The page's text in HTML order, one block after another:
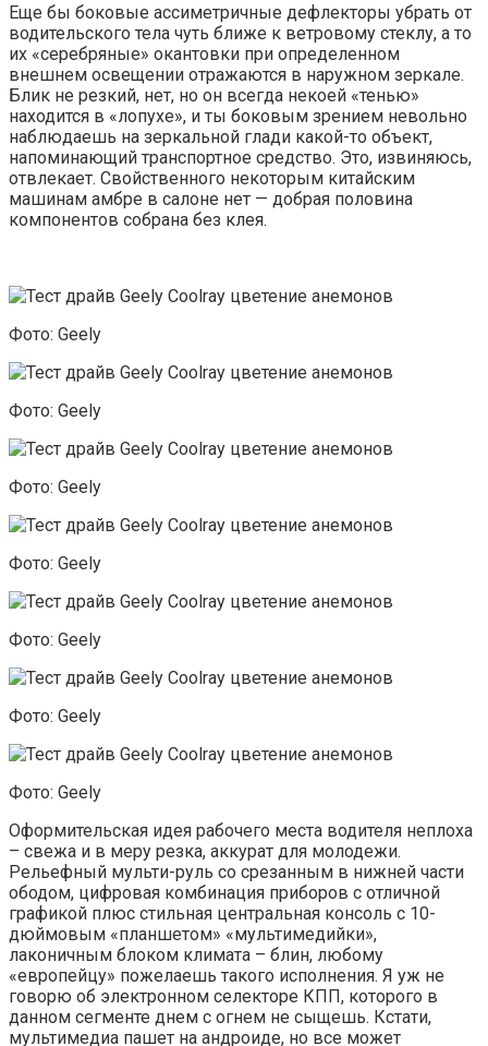
Еще бы боковые ассиметричные дефлекторы убрать от
водительского тела чуть ближе к ветровому стеклу, а то
их «серебряные» окантовки при определенном
внешнем освещении отражаются в наружном зеркале.
Блик не резкий, нет, но он всегда некоей «тенью»
находится в «лопухе», и ты боковым зрением невольно
наблюдаешь на зеркальной глади какой-то объект,
напоминающий транспортное средство. Это, извиняюсь,
отвлекает. Свойственного некоторым китайским
машинам амбре в салоне нет — добрая половина
компонентов собрана без клея.
Фото: Geely
Фото: Geely
Фото: Geely
Фото: Geely
Фото: Geely
Фото: Geely
Фото: Geely
Оформительская идея рабочего места водителя неплоха
– свежа и в меру резка, аккурат для молодежи.
Рельефный мульти-руль со срезанным в нижней части
ободом, цифровая комбинация приборов с отличной
графикой плюс стильная центральная консоль с 10-
дюймовым «планшетом» «мультимедийки»,
лаконичным блоком климата – блин, любому
«европейцу» пожелаешь такого исполнения. Я уж не
говорю об электронном селекторе КПП, которого в
данном сегменте днем с огнем не сыщешь. Кстати,
мультимедиа пашет на андроиде, но все может